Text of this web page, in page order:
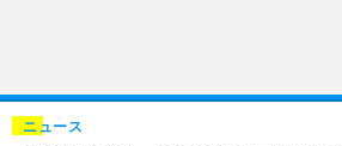
ニュース